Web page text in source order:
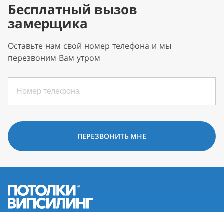
Бесплатный вызов
замерщика
Оставьте нам свой номер телефона и мы
перезвоним Вам утром
ПЕРЕЗВОНИТЬ МНЕ